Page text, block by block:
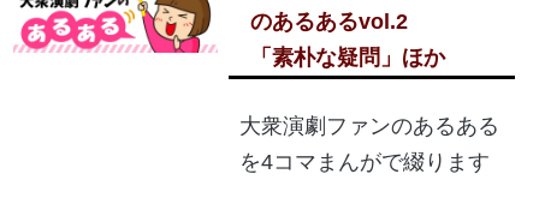
のあるあるvol.2
「素朴な疑問」ほか
大衆演劇ファンのあるある
を4コマまんがで綴ります